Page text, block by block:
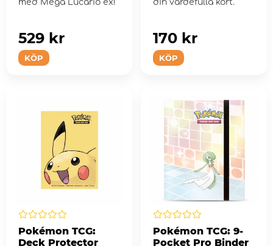
med Mega Lucario ex!
KÖP
529 kr
din värdefulla kort.
KÖP
170 kr
Pokémon TCG:
Deck Protector
Pokémon TCG: 9-
Pocket Pro Binder